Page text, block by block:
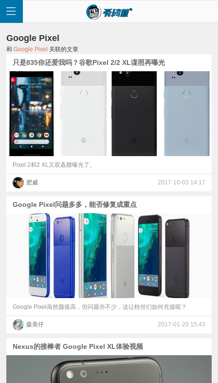
首
页
快
讯
评
普
验
Google Pixel
和Google Pixel 关联的文章
只是835你还爱我吗？谷歌Pixel 2/2 XL谍照再曝光
Pixel 2和2 XL又双叒叕曝光了。
肥威 2017-10-03 14:17
Google Pixel问题多多，能否修复成重点
Google Pixel虽然颜值高，但问题亦不少，这让粉丝们如何充值呢？
森美仔 2017-01-20 15:43
Nexus的接棒者 Google Pixel XL体验视频